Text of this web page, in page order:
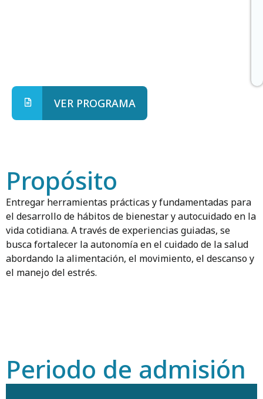
VER PROGRAMA
Entregar herramientas prácticas y fundamentadas para
el desarrollo de hábitos de bienestar y autocuidado en la
vida cotidiana. A través de experiencias guiadas, se
busca fortalecer la autonomía en el cuidado de la salud
abordando la alimentación, el movimiento, el descanso y
el manejo del estrés.
Propósito
Periodo de admisión